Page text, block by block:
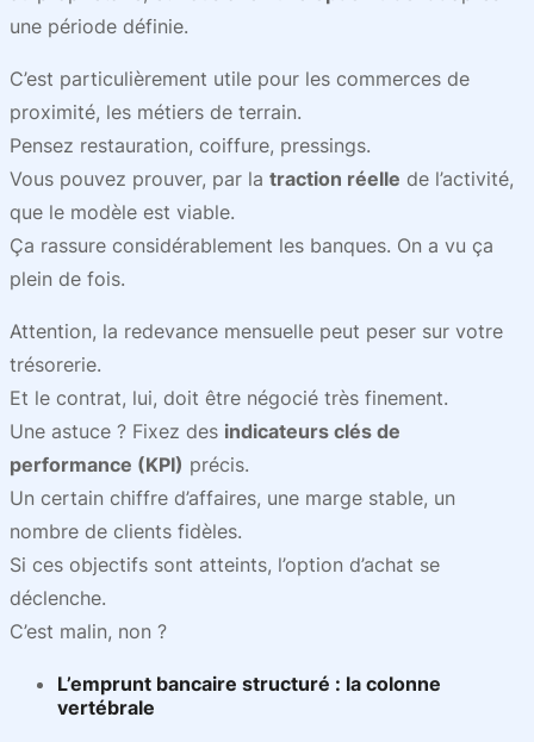
une période définie.
C’est particulièrement utile pour les commerces de
proximité, les métiers de terrain.
Pensez restauration, coiffure, pressings.
Vous pouvez prouver, par la traction réelle de l’activité,
que le modèle est viable.
Ça rassure considérablement les banques. On a vu ça
plein de fois.
Attention, la redevance mensuelle peut peser sur votre
trésorerie.
Et le contrat, lui, doit être négocié très finement.
Une astuce ? Fixez des indicateurs clés de
performance (KPI) précis.
Un certain chiffre d’affaires, une marge stable, un
nombre de clients fidèles.
Si ces objectifs sont atteints, l’option d’achat se
déclenche.
C’est malin, non ?
L’emprunt bancaire structuré : la colonne
vertébrale